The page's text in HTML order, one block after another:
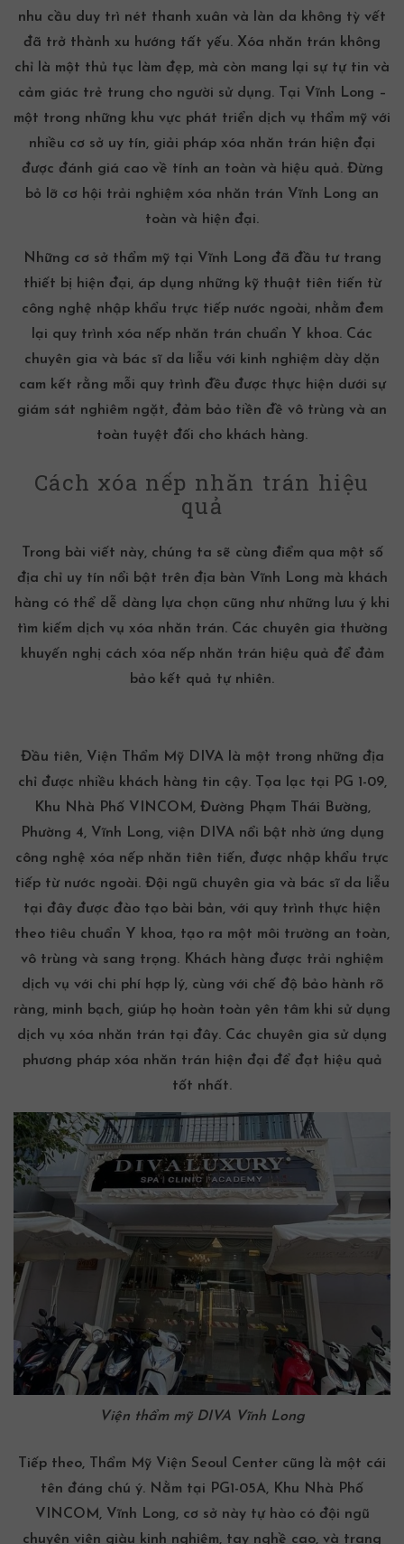
nhu cầu duy trì nét thanh xuân và làn da không tỳ vết
đã trở thành xu hướng tất yếu. Xóa nhăn trán không
chỉ là một thủ tục làm đẹp, mà còn mang lại sự tự tin và
cảm giác trẻ trung cho người sử dụng. Tại Vĩnh Long –
một trong những khu vực phát triển dịch vụ thẩm mỹ với
nhiều cơ sở uy tín, giải pháp xóa nhăn trán hiện đại
được đánh giá cao về tính an toàn và hiệu quả. Đừng
bỏ lỡ cơ hội trải nghiệm xóa nhăn trán Vĩnh Long an
toàn và hiện đại.
Những cơ sở thẩm mỹ tại Vĩnh Long đã đầu tư trang
thiết bị hiện đại, áp dụng những kỹ thuật tiên tiến từ
công nghệ nhập khẩu trực tiếp nước ngoài, nhằm đem
lại quy trình xóa nếp nhăn trán chuẩn Y khoa. Các
chuyên gia và bác sĩ da liễu với kinh nghiệm dày dặn
cam kết rằng mỗi quy trình đều được thực hiện dưới sự
giám sát nghiêm ngặt, đảm bảo tiền đề vô trùng và an
toàn tuyệt đối cho khách hàng.
Cách xóa nếp nhăn trán hiệu
quả
Trong bài viết này, chúng ta sẽ cùng điểm qua một số
địa chỉ uy tín nổi bật trên địa bàn Vĩnh Long mà khách
hàng có thể dễ dàng lựa chọn cũng như những lưu ý khi
tìm kiếm dịch vụ xóa nhăn trán. Các chuyên gia thường
khuyến nghị cách xóa nếp nhăn trán hiệu quả để đảm
bảo kết quả tự nhiên.
Đầu tiên, Viện Thẩm Mỹ DIVA là một trong những địa
chỉ được nhiều khách hàng tin cậy. Tọa lạc tại PG 1-09,
Khu Nhà Phố VINCOM, Đường Phạm Thái Bường,
Phường 4, Vĩnh Long, viện DIVA nổi bật nhờ ứng dụng
công nghệ xóa nếp nhăn tiên tiến, được nhập khẩu trực
tiếp từ nước ngoài. Đội ngũ chuyên gia và bác sĩ da liễu
tại đây được đào tạo bài bản, với quy trình thực hiện
theo tiêu chuẩn Y khoa, tạo ra một môi trường an toàn,
vô trùng và sang trọng. Khách hàng được trải nghiệm
dịch vụ với chi phí hợp lý, cùng với chế độ bảo hành rõ
ràng, minh bạch, giúp họ hoàn toàn yên tâm khi sử dụng
dịch vụ xóa nhăn trán tại đây. Các chuyên gia sử dụng
phương pháp xóa nhăn trán hiện đại để đạt hiệu quả
tốt nhất.
Viện thẩm mỹ DIVA Vĩnh Long
Tiếp theo, Thẩm Mỹ Viện Seoul Center cũng là một cái
tên đáng chú ý. Nằm tại PG1-05A, Khu Nhà Phố
VINCOM, Vĩnh Long, cơ sở này tự hào có đội ngũ
chuyên viên giàu kinh nghiệm, tay nghề cao, và trang